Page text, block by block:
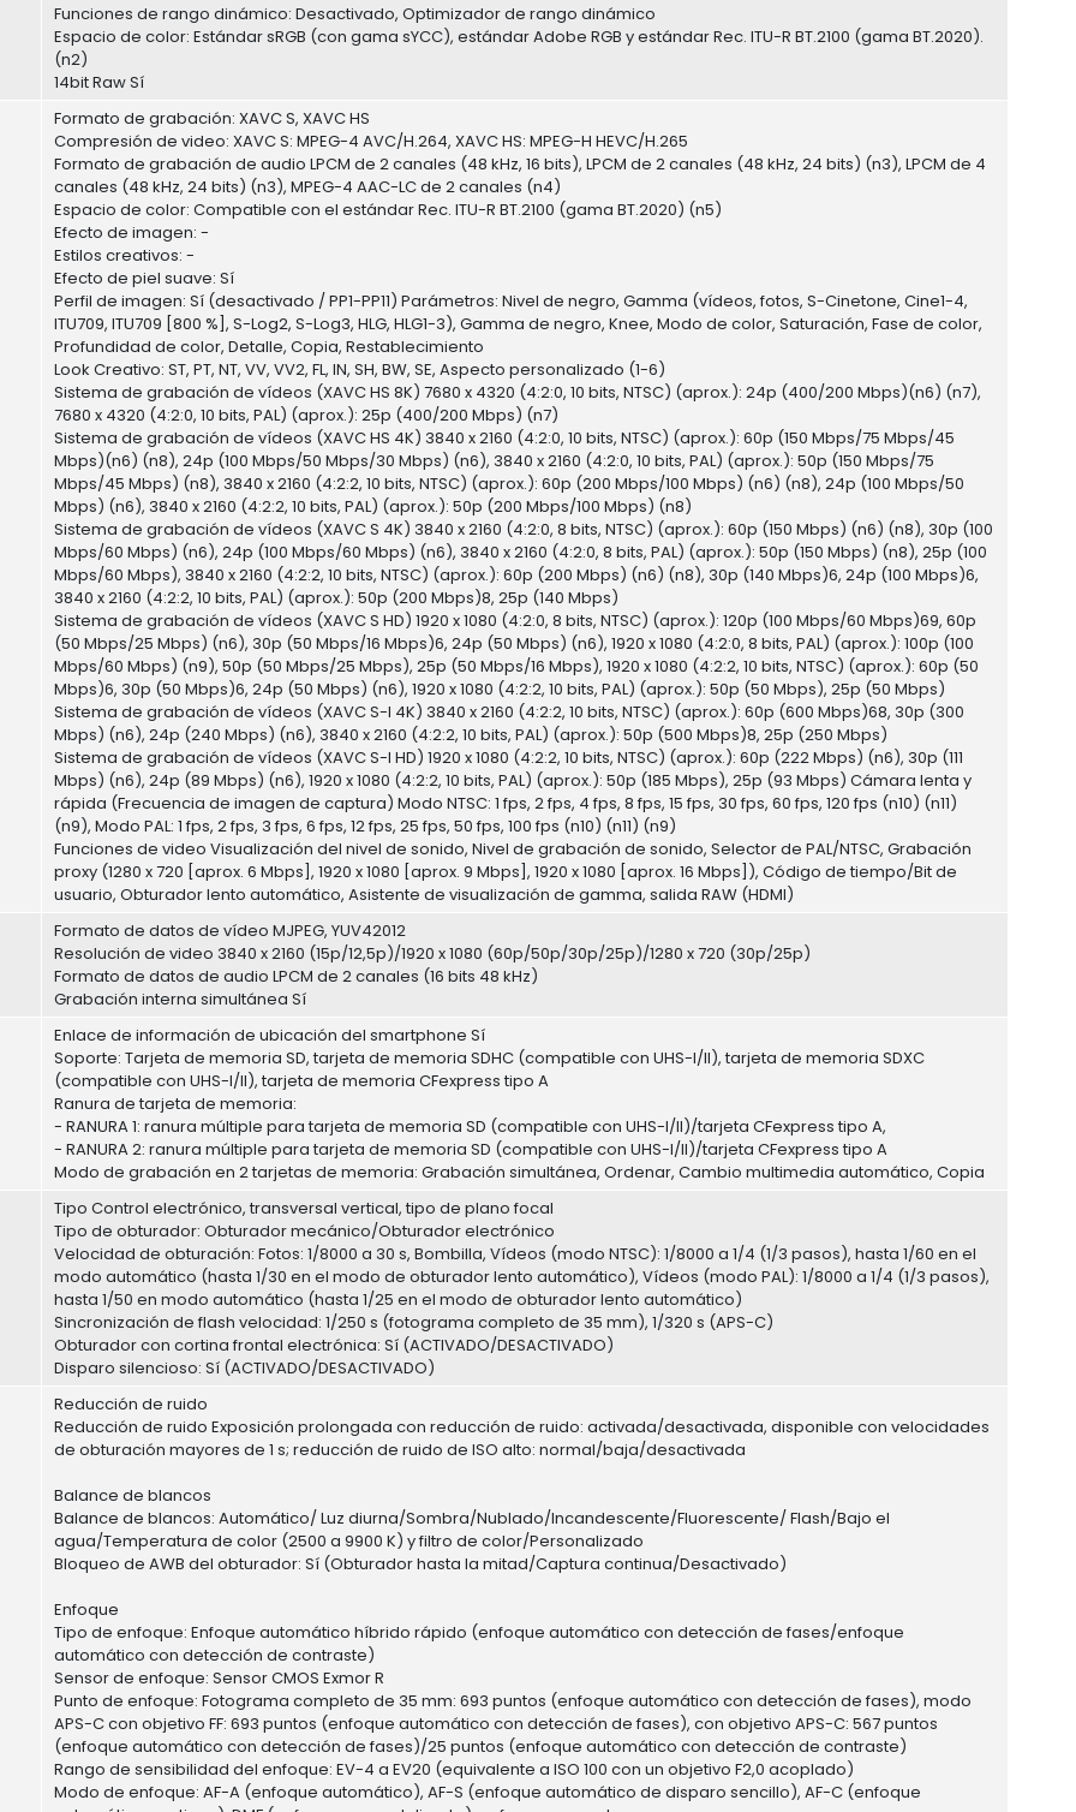
Funciones de rango dinámico: Desactivado, Optimizador de rango dinámico
Espacio de color: Estándar sRGB (con gama sYCC), estándar Adobe RGB y estándar Rec. ITU-R BT.2100 (gama BT.2020).
(n2)
14bit Raw Sí
Formato de grabación: XAVC S, XAVC HS
Compresión de video: XAVC S: MPEG-4 AVC/H.264, XAVC HS: MPEG-H HEVC/H.265
Formato de grabación de audio LPCM de 2 canales (48 kHz, 16 bits), LPCM de 2 canales (48 kHz, 24 bits) (n3), LPCM de 4
canales (48 kHz, 24 bits) (n3), MPEG-4 AAC-LC de 2 canales (n4)
Espacio de color: Compatible con el estándar Rec. ITU-R BT.2100 (gama BT.2020) (n5)
Efecto de imagen: -
Estilos creativos: -
Efecto de piel suave: Sí
Perfil de imagen: Sí (desactivado / PP1-PP11) Parámetros: Nivel de negro, Gamma (vídeos, fotos, S-Cinetone, Cine1-4,
ITU709, ITU709 [800 %], S-Log2, S-Log3, HLG, HLG1-3), Gamma de negro, Knee, Modo de color, Saturación, Fase de color,
Profundidad de color, Detalle, Copia, Restablecimiento
Look Creativo: ST, PT, NT, VV, VV2, FL, IN, SH, BW, SE, Aspecto personalizado (1-6)
Sistema de grabación de vídeos (XAVC HS 8K) 7680 x 4320 (4:2:0, 10 bits, NTSC) (aprox.): 24p (400/200 Mbps)(n6) (n7),
7680 x 4320 (4:2:0, 10 bits, PAL) (aprox.): 25p (400/200 Mbps) (n7)
Sistema de grabación de vídeos (XAVC HS 4K) 3840 x 2160 (4:2:0, 10 bits, NTSC) (aprox.): 60p (150 Mbps/75 Mbps/45
Mbps)(n6) (n8), 24p (100 Mbps/50 Mbps/30 Mbps) (n6), 3840 x 2160 (4:2:0, 10 bits, PAL) (aprox.): 50p (150 Mbps/75
Mbps/45 Mbps) (n8), 3840 x 2160 (4:2:2, 10 bits, NTSC) (aprox.): 60p (200 Mbps/100 Mbps) (n6) (n8), 24p (100 Mbps/50
Mbps) (n6), 3840 x 2160 (4:2:2, 10 bits, PAL) (aprox.): 50p (200 Mbps/100 Mbps) (n8)
Sistema de grabación de vídeos (XAVC S 4K) 3840 x 2160 (4:2:0, 8 bits, NTSC) (aprox.): 60p (150 Mbps) (n6) (n8), 30p (100
Mbps/60 Mbps) (n6), 24p (100 Mbps/60 Mbps) (n6), 3840 x 2160 (4:2:0, 8 bits, PAL) (aprox.): 50p (150 Mbps) (n8), 25p (100
Mbps/60 Mbps), 3840 x 2160 (4:2:2, 10 bits, NTSC) (aprox.): 60p (200 Mbps) (n6) (n8), 30p (140 Mbps)6, 24p (100 Mbps)6,
3840 x 2160 (4:2:2, 10 bits, PAL) (aprox.): 50p (200 Mbps)8, 25p (140 Mbps)
Sistema de grabación de vídeos (XAVC S HD) 1920 x 1080 (4:2:0, 8 bits, NTSC) (aprox.): 120p (100 Mbps/60 Mbps)69, 60p
(50 Mbps/25 Mbps) (n6), 30p (50 Mbps/16 Mbps)6, 24p (50 Mbps) (n6), 1920 x 1080 (4:2:0, 8 bits, PAL) (aprox.): 100p (100
Mbps/60 Mbps) (n9), 50p (50 Mbps/25 Mbps), 25p (50 Mbps/16 Mbps), 1920 x 1080 (4:2:2, 10 bits, NTSC) (aprox.): 60p (50
Mbps)6, 30p (50 Mbps)6, 24p (50 Mbps) (n6), 1920 x 1080 (4:2:2, 10 bits, PAL) (aprox.): 50p (50 Mbps), 25p (50 Mbps)
Sistema de grabación de vídeos (XAVC S-I 4K) 3840 x 2160 (4:2:2, 10 bits, NTSC) (aprox.): 60p (600 Mbps)68, 30p (300
Mbps) (n6), 24p (240 Mbps) (n6), 3840 x 2160 (4:2:2, 10 bits, PAL) (aprox.): 50p (500 Mbps)8, 25p (250 Mbps)
Sistema de grabación de vídeos (XAVC S-I HD) 1920 x 1080 (4:2:2, 10 bits, NTSC) (aprox.): 60p (222 Mbps) (n6), 30p (111
Mbps) (n6), 24p (89 Mbps) (n6), 1920 x 1080 (4:2:2, 10 bits, PAL) (aprox.): 50p (185 Mbps), 25p (93 Mbps) Cámara lenta y
rápida (Frecuencia de imagen de captura) Modo NTSC: 1 fps, 2 fps, 4 fps, 8 fps, 15 fps, 30 fps, 60 fps, 120 fps (n10) (n11)
(n9), Modo PAL: 1 fps, 2 fps, 3 fps, 6 fps, 12 fps, 25 fps, 50 fps, 100 fps (n10) (n11) (n9)
Funciones de video Visualización del nivel de sonido, Nivel de grabación de sonido, Selector de PAL/NTSC, Grabación
proxy (1280 x 720 [aprox. 6 Mbps], 1920 x 1080 [aprox. 9 Mbps], 1920 x 1080 [aprox. 16 Mbps]), Código de tiempo/Bit de
usuario, Obturador lento automático, Asistente de visualización de gamma, salida RAW (HDMI)
Formato de datos de vídeo MJPEG, YUV42012
Resolución de video 3840 x 2160 (15p/12,5p)/1920 x 1080 (60p/50p/30p/25p)/1280 x 720 (30p/25p)
Formato de datos de audio LPCM de 2 canales (16 bits 48 kHz)
Grabación interna simultánea Sí
Enlace de información de ubicación del smartphone Sí
Soporte: Tarjeta de memoria SD, tarjeta de memoria SDHC (compatible con UHS-I/II), tarjeta de memoria SDXC
(compatible con UHS-I/II), tarjeta de memoria CFexpress tipo A
Ranura de tarjeta de memoria:
- RANURA 1: ranura múltiple para tarjeta de memoria SD (compatible con UHS-I/II)/tarjeta CFexpress tipo A,
- RANURA 2: ranura múltiple para tarjeta de memoria SD (compatible con UHS-I/II)/tarjeta CFexpress tipo A
Modo de grabación en 2 tarjetas de memoria: Grabación simultánea, Ordenar, Cambio multimedia automático, Copia
Tipo Control electrónico, transversal vertical, tipo de plano focal
Tipo de obturador: Obturador mecánico/Obturador electrónico
Velocidad de obturación: Fotos: 1/8000 a 30 s, Bombilla, Vídeos (modo NTSC): 1/8000 a 1/4 (1/3 pasos), hasta 1/60 en el
modo automático (hasta 1/30 en el modo de obturador lento automático), Vídeos (modo PAL): 1/8000 a 1/4 (1/3 pasos),
hasta 1/50 en modo automático (hasta 1/25 en el modo de obturador lento automático)
Sincronización de flash velocidad: 1/250 s (fotograma completo de 35 mm), 1/320 s (APS-C)
Obturador con cortina frontal electrónica: Sí (ACTIVADO/DESACTIVADO)
Disparo silencioso: Sí (ACTIVADO/DESACTIVADO)
Reducción de ruido
Reducción de ruido Exposición prolongada con reducción de ruido: activada/desactivada, disponible con velocidades
de obturación mayores de 1 s; reducción de ruido de ISO alto: normal/baja/desactivada
Balance de blancos
Balance de blancos: Automático/ Luz diurna/Sombra/Nublado/Incandescente/Fluorescente/ Flash/Bajo el
agua/Temperatura de color (2500 a 9900 K) y filtro de color/Personalizado
Bloqueo de AWB del obturador: Sí (Obturador hasta la mitad/Captura continua/Desactivado)
Enfoque
Tipo de enfoque: Enfoque automático híbrido rápido (enfoque automático con detección de fases/enfoque
automático con detección de contraste)
Sensor de enfoque: Sensor CMOS Exmor R
Punto de enfoque: Fotograma completo de 35 mm: 693 puntos (enfoque automático con detección de fases), modo
APS-C con objetivo FF: 693 puntos (enfoque automático con detección de fases), con objetivo APS-C: 567 puntos
(enfoque automático con detección de fases)/25 puntos (enfoque automático con detección de contraste)
Rango de sensibilidad del enfoque: EV-4 a EV20 (equivalente a ISO 100 con un objetivo F2,0 acoplado)
Modo de enfoque: AF-A (enfoque automático), AF-S (enfoque automático de disparo sencillo), AF-C (enfoque